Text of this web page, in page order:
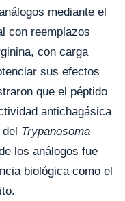
mediante el
con reemplazos
con carga
sus efectos
que el péptido
antichagásica
Trypanosoma
los análogos fue
biológica como el